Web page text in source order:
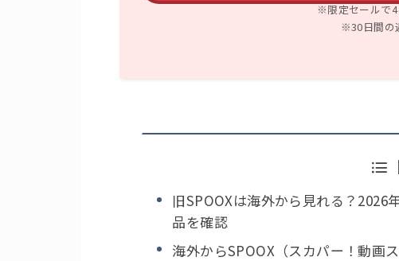
※限定セールで
※30日間の
旧SPOOXは海外から見れる？2026
品を確認
海外からSPOOX（スカパー！動画